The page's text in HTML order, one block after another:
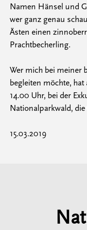
Namen Hänsel und
wer ganz genau
Ästen einen
Prachtbecherling.
Wer mich bei meiner
begleiten möchte,
14.00 Uhr, bei der
Nationalparkwald,
15.03.2019